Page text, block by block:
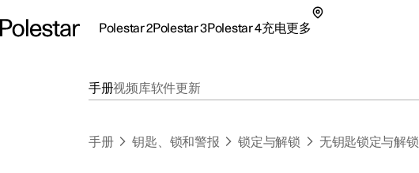
Polestar 2Polestar 3Polestar 4充电更多
手册视频库软件更新
手册 钥匙、锁和警报 锁定与解锁 无钥匙锁定与解锁